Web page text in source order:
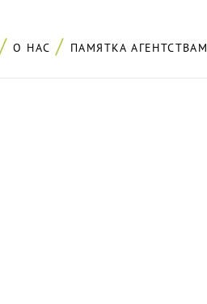
О НАС ПАМЯТКА АГЕНТСТВАМ